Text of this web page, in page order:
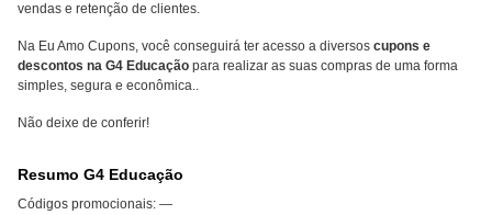
vendas e retenção de clientes.
Na Eu Amo Cupons, você conseguirá ter acesso a diversos cupons e
descontos na G4 Educação para realizar as suas compras de uma forma
simples, segura e econômica..
Não deixe de conferir!
Resumo G4 Educação
Códigos promocionais: —